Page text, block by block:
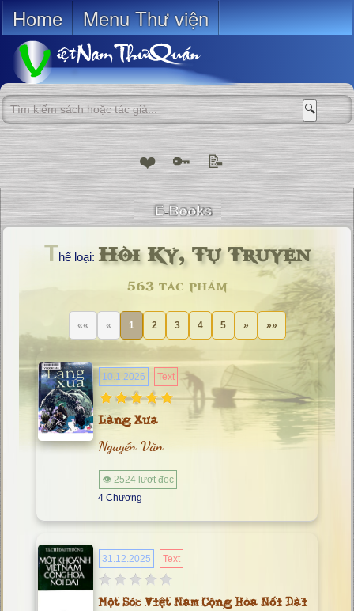
Home Menu Thư viện
🔍
❤️ 🔑 📝
Thể loại: Hồi Ký, Tự Truyện
563 tác phẩm
«« « 1 2 3 4 5 » »»
10.1.2026 Text
Làng Xưa
Nguyễn Văn
👁 2524 lượt đọc
4 Chương
31.12.2025 Text
Một Sóc Việt Nam Cộng Hòa Nối Dài